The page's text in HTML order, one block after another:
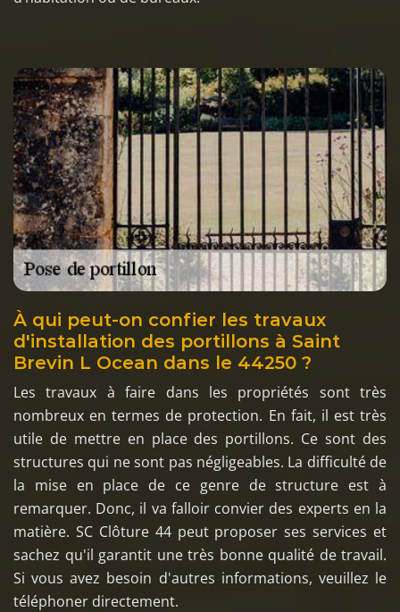
À qui peut-on confier les travaux
d'installation des portillons à Saint
Brevin L Ocean dans le 44250 ?
Les travaux à faire dans les propriétés sont très
nombreux en termes de protection. En fait, il est très
utile de mettre en place des portillons. Ce sont des
structures qui ne sont pas négligeables. La difficulté de
la mise en place de ce genre de structure est à
remarquer. Donc, il va falloir convier des experts en la
matière. SC Clôture 44 peut proposer ses services et
sachez qu'il garantit une très bonne qualité de travail.
Si vous avez besoin d'autres informations, veuillez le
téléphoner directement.